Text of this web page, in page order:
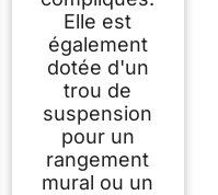
Elle est
également
dotée d'un
trou de
suspension
pour un
rangement
mural ou un